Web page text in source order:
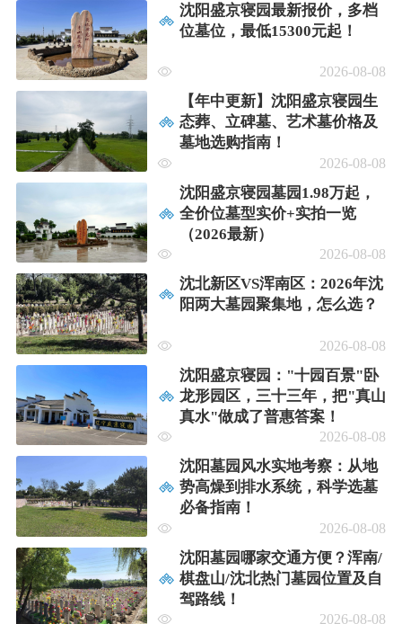
沈阳盛京寝园最新报价，多档
位墓位，最低15300元起！
2026-08-08
【年中更新】沈阳盛京寝园生
态葬、立碑墓、艺术墓价格及
墓地选购指南！
2026-08-08
沈阳盛京寝园墓园1.98万起，
全价位墓型实价+实拍一览
（2026最新）
2026-08-08
沈北新区VS浑南区：2026年沈
阳两大墓园聚集地，怎么选？
2026-08-08
沈阳盛京寝园："十园百景"卧
龙形园区，三十三年，把"真山
真水"做成了普惠答案！
2026-08-08
沈阳墓园风水实地考察：从地
势高燥到排水系统，科学选墓
必备指南！
2026-08-08
沈阳墓园哪家交通方便？浑南/
棋盘山/沈北热门墓园位置及自
驾路线！
2026-08-08